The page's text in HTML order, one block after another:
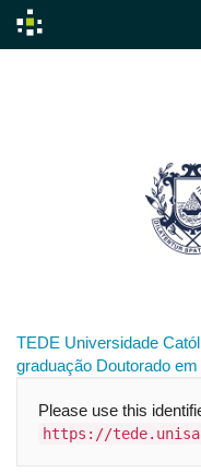
TEDE Universidade
graduação Doutorado
Please use this
https://